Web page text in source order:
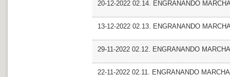
20-12-2022 02.14. ENGRANANDO
13-12-2022 02.13. ENGRANANDO
29-11-2022 02.12. ENGRANANDO
22-11-2022 02.11. ENGRANANDO